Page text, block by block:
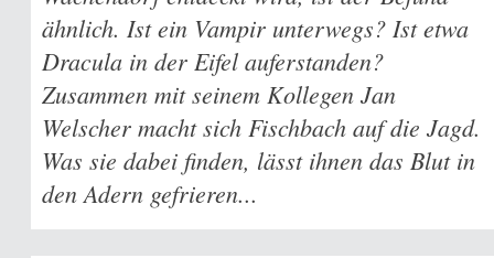
ähnlich. Ist ein Vampir unterwegs? Ist etwa
Dracula in der Eifel auferstanden?
Zusammen mit seinem Kollegen Jan
Welscher macht sich Fischbach auf die Jagd.
Was sie dabei finden, lässt ihnen das Blut in
den Adern gefrieren...